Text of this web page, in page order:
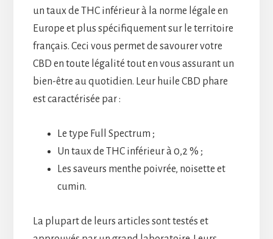
un taux de THC inférieur à la norme légale en
Europe et plus spécifiquement sur le territoire
français. Ceci vous permet de savourer votre
CBD en toute légalité tout en vous assurant un
bien-être au quotidien. Leur huile CBD phare
est caractérisée par :
Le type Full Spectrum ;
Un taux de THC inférieur à 0,2 % ;
Les saveurs menthe poivrée, noisette et
cumin.
La plupart de leurs articles sont testés et